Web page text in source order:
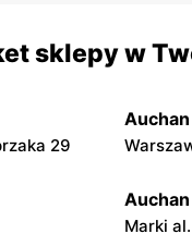
sklepy w
29
Marki